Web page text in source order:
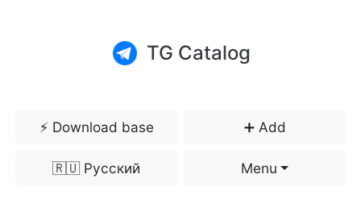
TG Catalog
⚡️ Download base ➕ Add
🇷🇺 Русский Menu